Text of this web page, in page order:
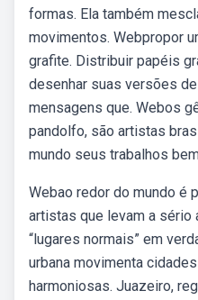
formas. Ela também
movimentos. Webpropor
grafite. Distribuir papéis
desenhar suas versões
mensagens que. Webos
pandolfo, são artistas
mundo seus trabalhos
Webao redor do mundo é
artistas que levam a sério
“lugares normais” em
urbana movimenta
harmoniosas. Juazeiro,